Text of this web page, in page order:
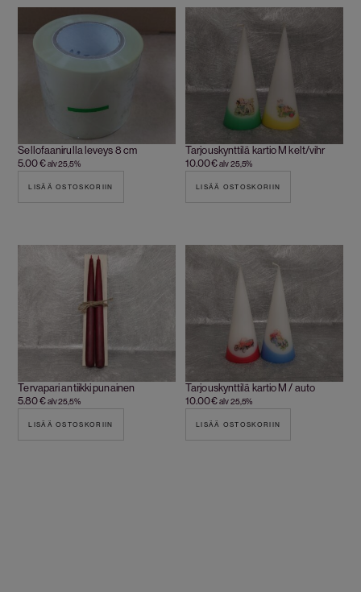
Sellofaanirulla leveys 8 cm
5.00€alv 25,5%
LISÄÄ OSTOSKORIIN
Tarjouskynttilä kartio M kelt/vihr
10.00€alv 25,5%
LISÄÄ OSTOSKORIIN
Tervapari antiikki punainen
5.80€alv 25,5%
LISÄÄ OSTOSKORIIN
Tarjouskynttilä kartio M / auto
10.00€alv 25,5%
LISÄÄ OSTOSKORIIN